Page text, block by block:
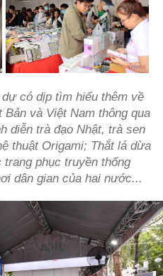
có dịp tìm hiểu thêm về
và Việt Nam thông qua
diễn trà đạo Nhật, trà sen
thuật Origami; Thắt lá dừa
phục truyền thống
dân gian của hai nước...